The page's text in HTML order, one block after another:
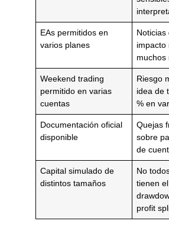
EAs permitidos en
varios planes
Noticias
impacto
muchos
Weekend trading
permitido en varias
cuentas
Riesgo
idea de
% en
Documentación oficial
disponible
Quejas
sobre
de
Capital simulado de
distintos tamaños
No
tienen
profit